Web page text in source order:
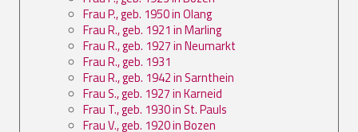
Frau P., geb. 1950 in Olang
Frau R., geb. 1921 in Marling
Frau R., geb. 1927 in Neumarkt
Frau R., geb. 1931
Frau R., geb. 1942 in Sarnthein
Frau S., geb. 1927 in Karneid
Frau T., geb. 1930 in St. Pauls
Frau V., geb. 1920 in Bozen